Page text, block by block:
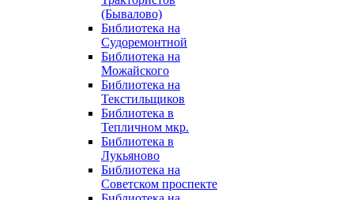
(Бывалово)
Библиотека на
Судоремонтной
Библиотека на
Можайского
Библиотека на
Текстильщиков
Библиотека в
Тепличном мкр.
Библиотека в
Лукьяново
Библиотека на
Советском проспекте